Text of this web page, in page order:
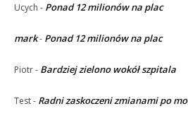
Ucych - Ponad 12 milionów na plac
mark- Ponad 12 milionów na plac
Piotr- Bardziej zielono wokół szpitala
Test- Radni zaskoczeni zmianami po